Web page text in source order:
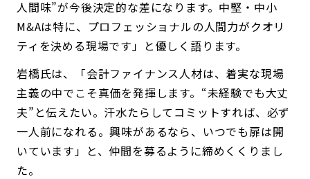
人間味”が今後決定的な差になります。中堅・中小
M&Aは特に、プロフェッショナルの人間力がクオリ
ティを決める現場です」と優しく語ります。
岩橋氏は、「会計ファイナンス人材は、着実な現場
主義の中でこそ真価を発揮します。“未経験でも大丈
夫”と伝えたい。汗水たらしてコミットすれば、必ず
一人前になれる。興味があるなら、いつでも扉は開
いています」と、仲間を募るように締めくくりまし
た。